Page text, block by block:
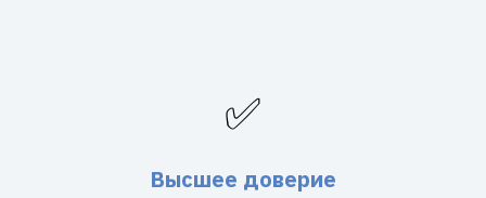
✅
Высшее доверие